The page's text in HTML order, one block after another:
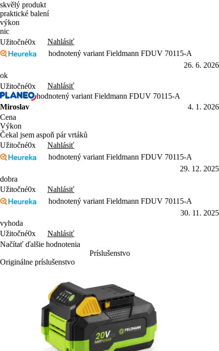
skvělý produkt
praktické balení
výkon
nic
Užitočné0x
Nahlásiť
hodnotený variant Fieldmann FDUV 70115-A
26. 6. 2026
ok
Užitočné0x
Nahlásiť
hodnotený variant Fieldmann FDUV 70115-A
Miroslav
4. 1. 2026
Cena
Výkon
Čekal jsem aspoň pár vrtáků
Užitočné0x
Nahlásiť
hodnotený variant Fieldmann FDUV 70115-A
29. 12. 2025
dobra
Užitočné0x
Nahlásiť
hodnotený variant Fieldmann FDUV 70115-A
30. 11. 2025
vyhoda
Užitočné0x
Nahlásiť
Načítať ďalšie hodnotenia
Príslušenstvo
Originálne príslušenstvo